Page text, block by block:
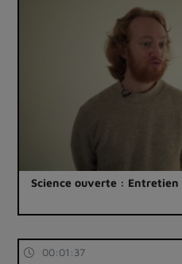
Science ouverte :
00:01:37